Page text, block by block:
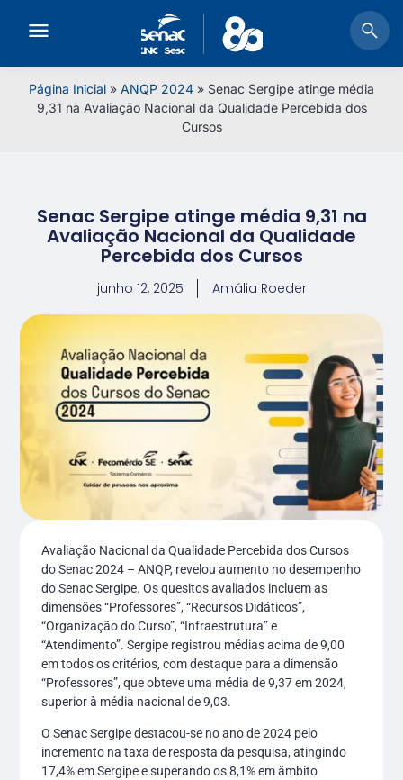
Página Inicial » ANQP 2024 » Senac Sergipe atinge média
9,31 na Avaliação Nacional da Qualidade Percebida dos
Cursos
Senac Sergipe atinge média 9,31 na
Avaliação Nacional da Qualidade
Percebida dos Cursos
junho 12, 2025 Amália Roeder
Avaliação Nacional da Qualidade Percebida dos Cursos
do Senac 2024 – ANQP, revelou aumento no desempenho
do Senac Sergipe. Os quesitos avaliados incluem as
dimensões “Professores”, “Recursos Didáticos”,
“Organização do Curso”, “Infraestrutura” e
“Atendimento”. Sergipe registrou médias acima de 9,00
em todos os critérios, com destaque para a dimensão
“Professores”, que obteve uma média de 9,37 em 2024,
superior à média nacional de 9,03.
O Senac Sergipe destacou-se no ano de 2024 pelo
incremento na taxa de resposta da pesquisa, atingindo
17,4% em Sergipe e superando os 8,1% em âmbito